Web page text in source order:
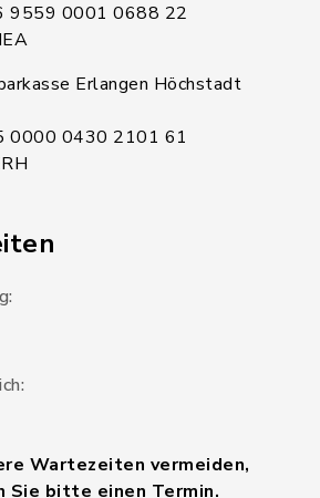
9559 0001 0688 22
Erlangen Höchstadt
0000 0430 2101 61
Wartezeiten vermeiden,
Sie bitte einen Termin.